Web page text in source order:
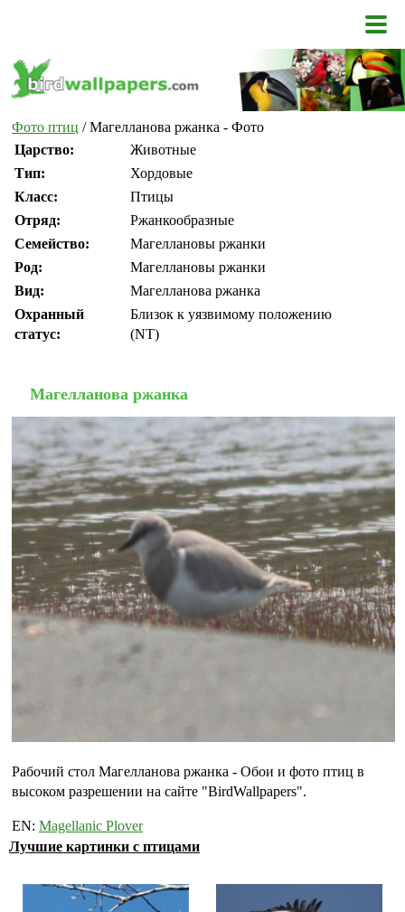
Фото птиц / Магелланова ржанка - Фото
Царство:
Животные
Тип:
Хордовые
Класс:
Птицы
Отряд:
Ржанкообразные
Семейство:
Магеллановы ржанки
Род:
Магеллановы ржанки
Вид:
Магелланова ржанка
Охранный
статус:
Близок к уязвимому положению
(NT)
Магелланова ржанка
Рабочий стол Магелланова ржанка - Обои и фото птиц в
высоком разрешении на сайте "BirdWallpapers".
EN: Magellanic Plover
Лучшие картинки с птицами